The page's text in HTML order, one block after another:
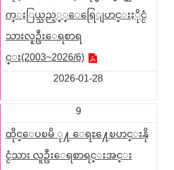
က္ႏြယ္သည့္္ေရြေျပာင္းႏိုင္ငံ
သားလူဦးေရစာရ
င္း(2003~2026/6)
2026-01-28
9
ထိုင္ေပၿမိ ု႔ ေရႊ႔ေၿပာင္းနို
င္ငံသား လူဦးေရစာရင္းအင္း